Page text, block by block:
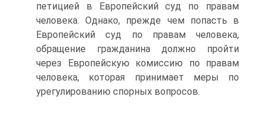
петицией в Европейский суд по правам
человека. Однако, прежде чем попасть в
Европейский суд по правам человека,
обращение гражданина должно пройти
через Европейскую комиссию по правам
человека, которая принимает меры по
урегулированию спорных вопросов.